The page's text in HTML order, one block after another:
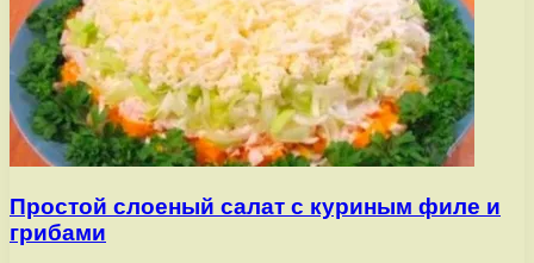
Простой слоеный салат с куриным филе и
грибами